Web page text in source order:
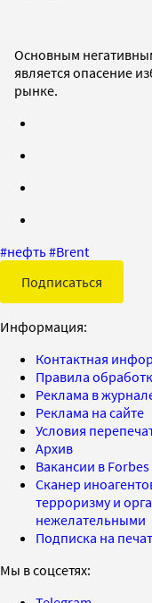
Основным
является опасение
рынке.
#нефть#Brent
Подписаться
Информация:
Контактная
Правила
Реклама в
Реклама на сайте
Условия
Архив
Вакансии в Forbes
Сканер
терроризму и
нежелательными
Подписка на
Мы в соцсетях: